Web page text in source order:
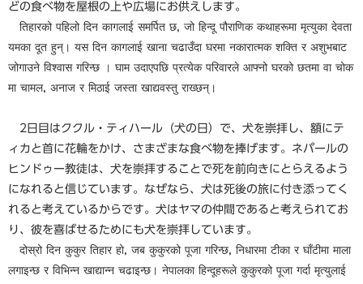
どの食べ物を屋根の上や広場にお供えします。
तिहारको पहिलो दिन कागलाई समर्पित छ, जो हिन्दू पौराणिक कथाहरूमा मृत्युका देवता
यमका दूत हुन्। यस दिन कागलाई खाना चढाउँदा घरमा नकारात्मक शक्ति र अशुभबाट
जोगाउने विश्वास गरिन्छ । घाम उदाएपछि प्रत्येक परिवारले आफ्नो घरको छतमा वा चोक
मा चामल, अनाज र मिठाई जस्ता खाद्यवस्तु राख्छन्।
2日目はククル・ティハール（犬の日）で、犬を崇拝し、額にテ
ィカと首に花輪をかけ、さまざまな食べ物を捧げます。ネパールの
ヒンドゥー教徒は、犬を崇拝することで死を前向きにとらえるよう
になれると信じています。なぜなら、犬は死後の旅に付き添ってく
れると考えているからです。犬はヤマの仲間であると考えられてお
り、彼を喜ばせるためにも犬を崇拝しています。
दोस्रो दिन कुकुर तिहार हो, जब कुकुरको पूजा गरिन्छ, निधारमा टीका र घाँटीमा माला
लगाइन्छ र विभिन्न खाद्यान्न चढाइन्छ। नेपालका हिन्दूहरूले कुकुरको पूजा गर्दा मृत्युलाई